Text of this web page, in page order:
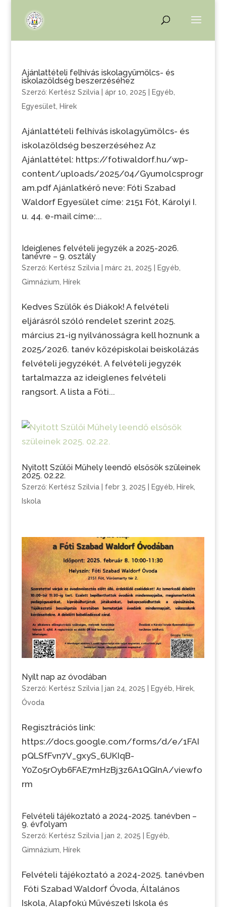
Ajánlattételi felhívás iskolagyümölcs- és
iskolazöldség beszerzéséhez
Szerző: Kertész Szilvia| ápr 10, 2025 Egyéb
Egyesület
Hírek
Ajánlattételi felhívás iskolagyümölcs- és
iskolazöldség beszerzéséhez Az
Ajánlattétel: https://fotiwaldorf.hu/wp-
content/uploads/2025/04/Gyumolcsprogr
am.pdf Ajánlatkérő neve: Fóti Szabad
Waldorf Egyesület címe: 2151 Fót, Károlyi I.
u. 44. e-mail címe:...
Ideiglenes felvételi jegyzék a 2025-2026.
tanévre – 9. osztály
Szerző: Kertész Szilvia| márc 21, 2025 Egyéb
Gimnázium
Hírek
Kedves Szülők és Diákok! A felvételi
eljárásról szóló rendelet szerint 2025.
március 21-ig nyilvánosságra kell hoznunk a
2025/2026. tanév középiskolai beiskolázás
felvételi jegyzékét. A felvételi jegyzék
tartalmazza az ideiglenes felvételi
rangsort. A lista a Fóti...
Nyitott Szülői Műhely leendő elsősök szüleinek
2025. 02.22.
Szerző: Kertész Szilvia| febr 3, 2025 Egyéb Hírek,
Iskola
Nyílt nap az óvodában
Szerző: Kertész Szilvia| jan 24, 2025 Egyéb Hírek,
Óvoda
Regisztrációs link:
https://docs.google.com/forms/d/e/1FAI
pQLSfFvn7V_gxyS_6UKIqB-
Y0Zo5rOyb6FAE7mHzBj3z6A1QGInA/viewfo
rm
Felvételi tájékoztató a 2024-2025. tanévben –
9. évfolyam
Szerző: Kertész Szilvia| jan 2, 2025 Egyéb
Gimnázium
Hírek
Felvételi tájékoztató a 2024-2025. tanévben
Fóti Szabad Waldorf Óvoda, Általános
Iskola, Alapfokú Művészeti Iskola és